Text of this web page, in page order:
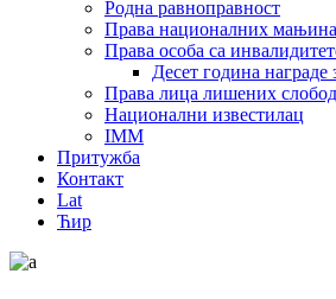
Родна равноправност
Права националних мањина
Права особа са
Десет година
Права лица лишених
Национални известилац
IMM
Притужба
Контакт
Lat
Ћир